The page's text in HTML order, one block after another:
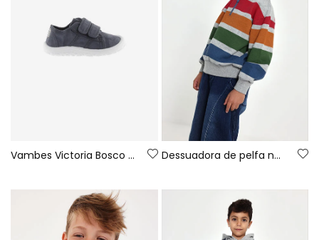
Vambes Victoria Bosco barefoot de lona color nit Dessuadora de pelfa nen gris vigoré llistada multicolor